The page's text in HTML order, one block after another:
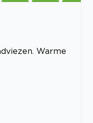
Warme